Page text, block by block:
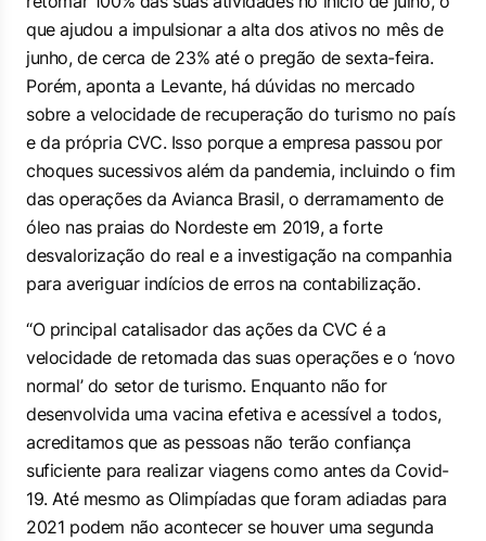
que ajudou a impulsionar a alta dos ativos no mês de
junho, de cerca de 23% até o pregão de sexta-feira.
Porém, aponta a Levante, há dúvidas no mercado
sobre a velocidade de recuperação do turismo no país
e da própria CVC. Isso porque a empresa passou por
choques sucessivos além da pandemia, incluindo o fim
das operações da Avianca Brasil, o derramamento de
óleo nas praias do Nordeste em 2019, a forte
desvalorização do real e a investigação na companhia
para averiguar indícios de erros na contabilização.
“O principal catalisador das ações da CVC é a
velocidade de retomada das suas operações e o ‘novo
normal’ do setor de turismo. Enquanto não for
desenvolvida uma vacina efetiva e acessível a todos,
acreditamos que as pessoas não terão confiança
suficiente para realizar viagens como antes da Covid-
19. Até mesmo as Olimpíadas que foram adiadas para
2021 podem não acontecer se houver uma segunda